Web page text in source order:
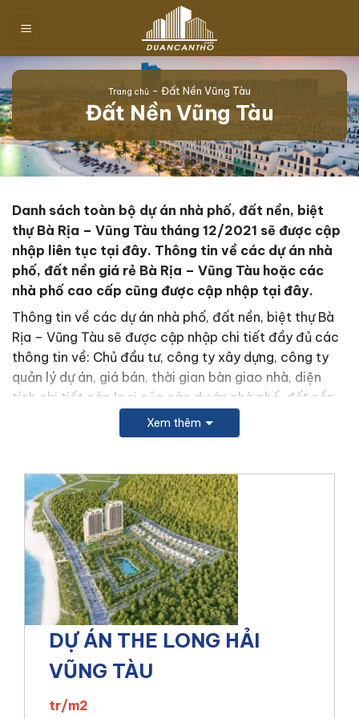
đến
dung
Trang chủ - Đất Nền Vũng Tàu
Đất Nền Vũng Tàu
Danh sách toàn bộ dự án nhà phố, đất nền, biệt
thự Bà Rịa – Vũng Tàu tháng 12/2021 sẽ được cập
nhập liên tục tại đây. Thông tin về các dự án nhà
phố, đất nền giá rẻ Bà Rịa – Vũng Tàu hoặc các
nhà phố cao cấp cũng được cập nhập tại đây.
Thông tin về các dự án nhà phố, đất nền, biệt thự Bà
Rịa – Vũng Tàu sẽ được cập nhập chi tiết đầy đủ các
thông tin về: Chủ đầu tư, công ty xây dựng, công ty
quản lý dự án, giá bán, thời gian bàn giao nhà, diện
tích chi tiết các loại của các dự án nhà phố, đất nền,
biệt thự Bà Rịa – Vũng Tàu,cho thuê nhà phố Bà Rịa
, giá bán lại…
dịch vụ tiện ích mà tại nhà phố đang có để rõ thêm về
các tiện ích của dự án: hồ bơi, phòng xông hơi sauna,
Gym, thẻ từ an ninh, camera giám sát, dịch vụ quản lý
nổi tiếng, bãi đậu xe hơi, siêu thị… cũng sẽ được cập
nhật tại danh mụcĐẤT NỀN VŨNG TÀU
Để hỗ trợ quý khách hàng nhanh chóng về tìm được
nhà phố ưng ý nhất. Quý khách hàng liên hệ với chúng
tôi để được tư vấn và hỗ trợ miễn phí xem các nhà
phố tại Bà Rịa – Vũng Tàu
SÀN GIAO DỊCH BẤT ĐỘNG SẢN NAM TRUNG
Xem thêm
DỰ ÁN THE LONG HẢI
VŨNG TÀU
tr/m2